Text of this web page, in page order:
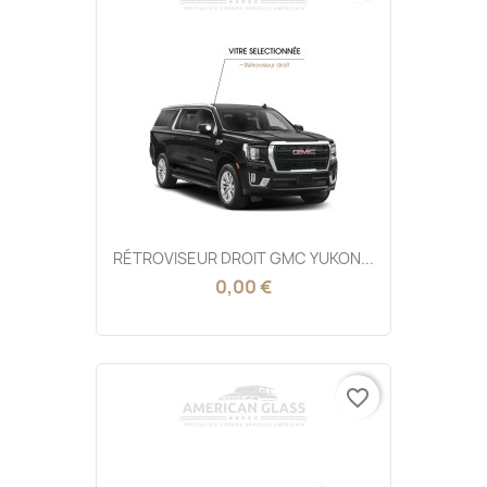
RÉTROVISEUR DROIT GMC YUKON...
0,00 €
favorite_border